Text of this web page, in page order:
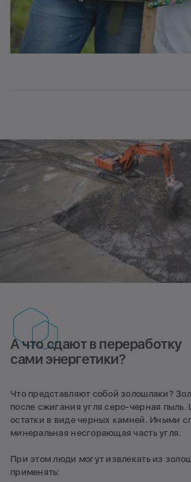
А что сдают в переработку
сами энергетики?
Что представляют собой золошлаки?
после сжигания угля серо-черная
остатки в виде черных камней. Иными
минеральная несгорающая часть угля.
При этом люди могут извлекать из
применять: